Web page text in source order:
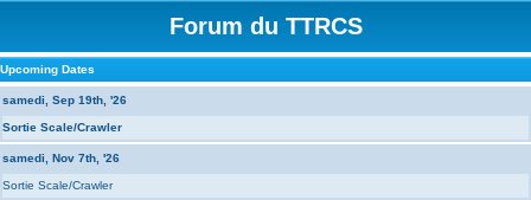
Forum du TTRCS
Upcoming Dates
samedi, Sep 19th, '26
Sortie Scale/Crawler
samedi, Nov 7th, '26
Sortie Scale/Crawler